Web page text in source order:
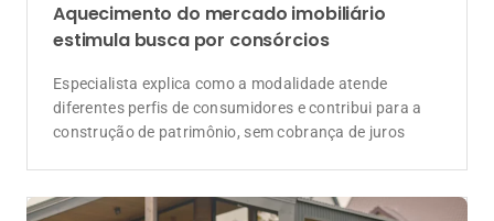
Aquecimento do mercado imobiliário
estimula busca por consórcios
Especialista explica como a modalidade atende
diferentes perfis de consumidores e contribui para a
construção de patrimônio, sem cobrança de juros